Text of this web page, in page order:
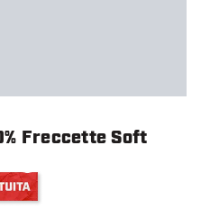
Freccette Soft